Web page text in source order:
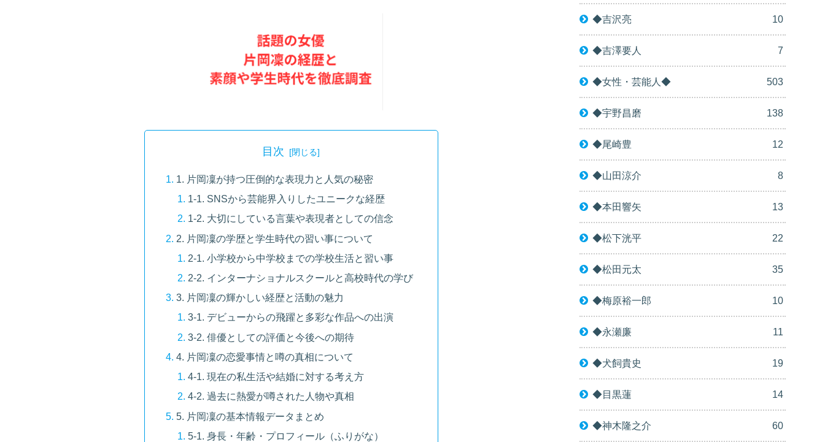
目次
1. 片岡凜が持つ圧倒的な表現力と人気の秘密
1-1. SNSから芸能界入りしたユニークな経歴
1-2. 大切にしている言葉や表現者としての信念
2. 片岡凜の学歴と学生時代の習い事について
2-1. 小学校から中学校までの学校生活と習い事
2-2. インターナショナルスクールと高校時代の学び
3. 片岡凜の輝かしい経歴と活動の魅力
3-1. デビューからの飛躍と多彩な作品への出演
3-2. 俳優としての評価と今後への期待
4. 片岡凜の恋愛事情と噂の真相について
4-1. 現在の私生活や結婚に対する考え方
4-2. 過去に熱愛が噂された人物や真相
5. 片岡凜の基本情報データまとめ
5-1. 身長・年齢・プロフィール（ふりがな）
◆吉沢亮 10
◆吉澤要人 7
◆女性・芸能人◆ 503
◆宇野昌磨 138
◆尾崎豊 12
◆山田涼介 8
◆本田響矢 13
◆松下洸平 22
◆松田元太 35
◆梅原裕一郎 10
◆永瀬廉 11
◆犬飼貴史 19
◆目黒蓮 14
◆神木隆之介 60